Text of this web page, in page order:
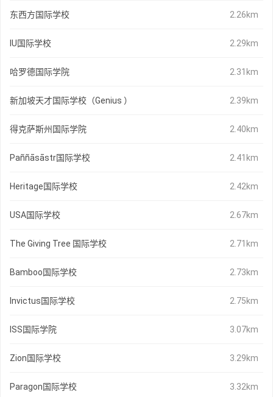
东西方国际学校 2.26km
IU国际学校 2.29km
哈罗德国际学院 2.31km
新加坡天才国际学校（Genius ） 2.39km
得克萨斯州国际学院 2.40km
Paññāsāstr国际学校 2.41km
Heritage国际学校 2.42km
USA国际学校 2.67km
The Giving Tree 国际学校 2.71km
Bamboo国际学校 2.73km
Invictus国际学校 2.75km
ISS国际学院 3.07km
Zion国际学校 3.29km
Paragon国际学校 3.32km